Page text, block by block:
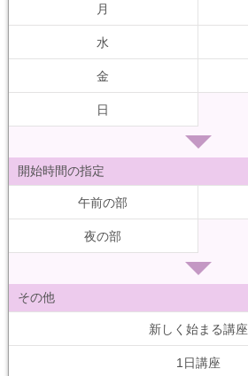
月
水
金
日
開始時間の指定
午前の部
夜の部
その他
新しく始まる講座
1日講座